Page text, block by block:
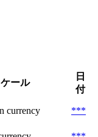
ール
日
付
currency
***